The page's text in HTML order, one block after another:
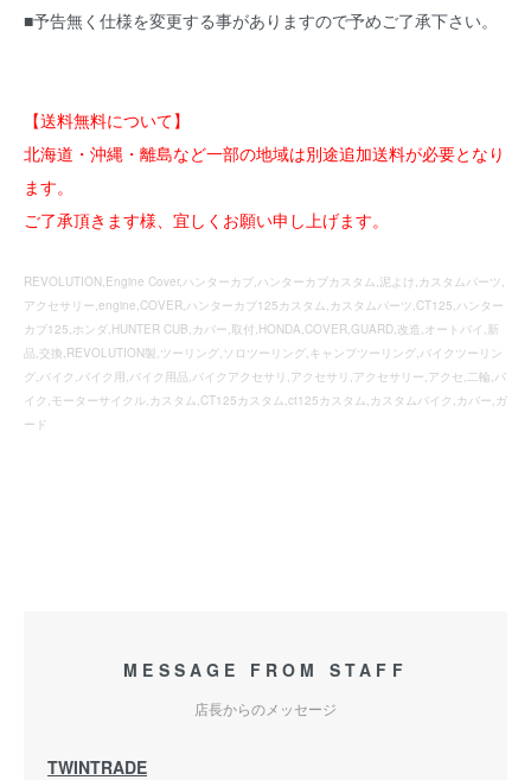
■予告無く仕様を変更する事がありますので予めご了承下さい。
【送料無料について】
北海道・沖縄・離島など一部の地域は別途追加送料が必要となり
ます。
ご了承頂きます様、宜しくお願い申し上げます。
REVOLUTION,Engine Cover,ハンターカブ,ハンターカブカスタム,泥よけ,カスタムパーツ,
アクセサリー,engine,COVER,ハンターカブ125カスタム,カスタムパーツ,CT125,ハンター
カブ125,ホンダ,HUNTER CUB,カバー,取付,HONDA,COVER,GUARD,改造,オートバイ,新
品,交換,REVOLUTION製,ツーリング,ソロツーリング,キャンプツーリング,バイクツーリン
グ,バイク,バイク用,バイク用品,バイクアクセサリ,アクセサリ,アクセサリー,アクセ,二輪,バ
イク,モーターサイクル,カスタム,CT125カスタム,ct125カスタム,カスタムバイク,カバー,ガ
ード
MESSAGE FROM STAFF
店長からのメッセージ
TWINTRADE